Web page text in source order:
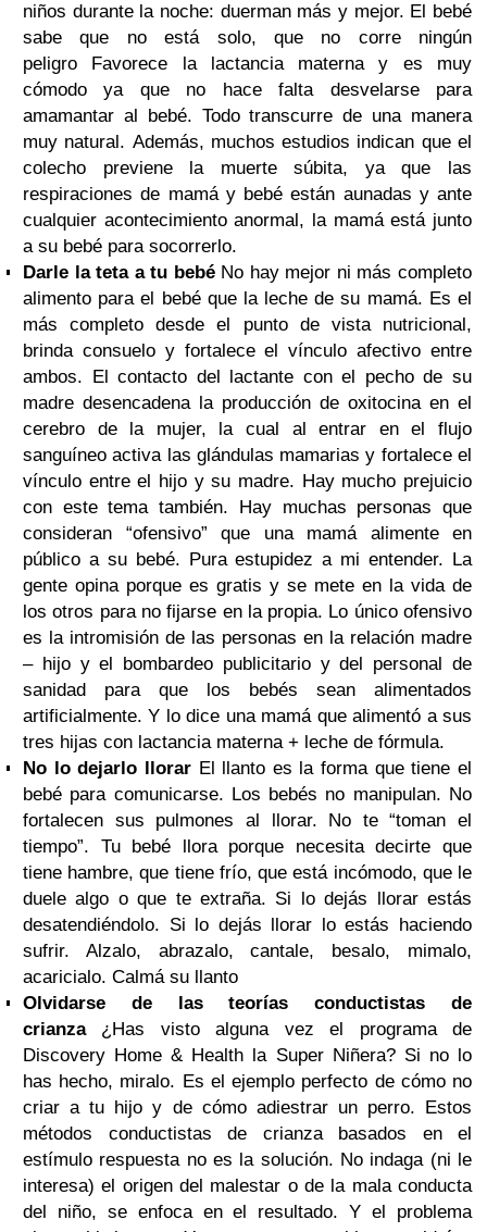
niños durante la noche: duerman más y mejor. El bebé
sabe que no está solo, que no corre ningún
peligro Favorece la lactancia materna y es muy
cómodo ya que no hace falta desvelarse para
amamantar al bebé. Todo transcurre de una manera
muy natural. Además, muchos estudios indican que el
colecho previene la muerte súbita, ya que las
respiraciones de mamá y bebé están aunadas y ante
cualquier acontecimiento anormal, la mamá está junto
a su bebé para socorrerlo.
Darle la teta a tu bebé No hay mejor ni más completo
alimento para el bebé que la leche de su mamá. Es el
más completo desde el punto de vista nutricional,
brinda consuelo y fortalece el vínculo afectivo entre
ambos. El contacto del lactante con el pecho de su
madre desencadena la producción de oxitocina en el
cerebro de la mujer, la cual al entrar en el flujo
sanguíneo activa las glándulas mamarias y fortalece el
vínculo entre el hijo y su madre. Hay mucho prejuicio
con este tema también. Hay muchas personas que
consideran “ofensivo” que una mamá alimente en
público a su bebé. Pura estupidez a mi entender. La
gente opina porque es gratis y se mete en la vida de
los otros para no fijarse en la propia. Lo único ofensivo
es la intromisión de las personas en la relación madre
– hijo y el bombardeo publicitario y del personal de
sanidad para que los bebés sean alimentados
artificialmente. Y lo dice una mamá que alimentó a sus
tres hijas con lactancia materna + leche de fórmula.
No lo dejarlo llorar El llanto es la forma que tiene el
bebé para comunicarse. Los bebés no manipulan. No
fortalecen sus pulmones al llorar. No te “toman el
tiempo”. Tu bebé llora porque necesita decirte que
tiene hambre, que tiene frío, que está incómodo, que le
duele algo o que te extraña. Si lo dejás llorar estás
desatendiéndolo. Si lo dejás llorar lo estás haciendo
sufrir. Alzalo, abrazalo, cantale, besalo, mimalo,
acaricialo. Calmá su llanto
Olvidarse de las teorías conductistas de
crianza ¿Has visto alguna vez el programa de
Discovery Home & Health la Super Niñera? Si no lo
has hecho, miralo. Es el ejemplo perfecto de cómo no
criar a tu hijo y de cómo adiestrar un perro. Estos
métodos conductistas de crianza basados en el
estímulo respuesta no es la solución. No indaga (ni le
interesa) el origen del malestar o de la mala conducta
del niño, se enfoca en el resultado. Y el problema